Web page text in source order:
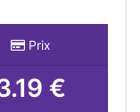
Prix
€